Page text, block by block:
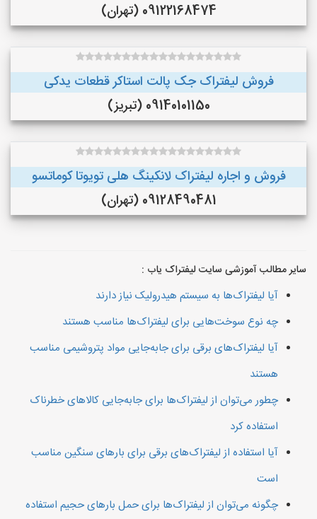
09122168474 (تهران)
فروش لیفتراک جک پالت استاکر قطعات یدکی
09140101150 (تبریز)
فروش و اجاره لیفتراک لانکینگ هلی تویوتا کوماتسو
09128490481 (تهران)
سایر مطالب آموزشی سایت لیفتراک یاب :
آیا لیفتراک‌ها به سیستم هیدرولیک نیاز دارند
چه نوع سوخت‌هایی برای لیفتراک‌ها مناسب هستند
آیا لیفتراک‌های برقی برای جابه‌جایی مواد پتروشیمی مناسب
هستند
چطور می‌توان از لیفتراک‌ها برای جابه‌جایی کالاهای خطرناک
استفاده کرد
آیا استفاده از لیفتراک‌های برقی برای بارهای سنگین مناسب
است
چگونه می‌توان از لیفتراک‌ها برای حمل بارهای حجیم استفاده